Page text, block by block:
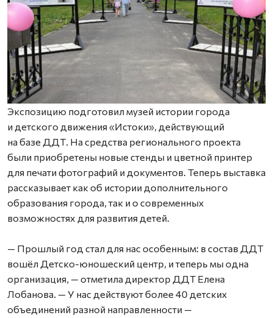
Экспозицию подготовил музей истории города
и детского движения «Истоки», действующий
на базе ДДТ. На средства регионального проекта
были приобретены новые стенды и цветной принтер
для печати фотографий и документов. Теперь выставка
рассказывает как об истории дополнительного
образования города, так и о современных
возможностях для развития детей.
— Прошлый год стал для нас особенным: в состав ДДТ
вошёл Детско-юношеский центр, и теперь мы одна
организация, — отметила директор ДДТ Елена
Лобанова. — У нас действуют более 40 детских
объединений разной направленности —